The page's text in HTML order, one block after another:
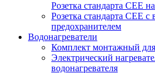
Розетка стандарта СЕЕ
Розетка стандарта СЕЕ с
предохранителем
Водонагреватели
Комплект монтажный
Электрический
водонагревателя